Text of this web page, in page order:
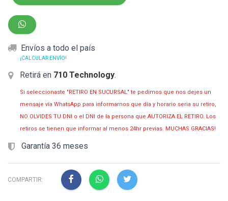
Envíos a todo el país
¡CALCULAR ENVÍO!
Retirá en 710 Technology.
Si seleccionaste "RETIRO EN SUCURSAL" te pedimos que nos dejes un
mensaje vía WhatsApp para informarnos que día y horario seria su retiro,
NO OLVIDES TU DNI o el DNI de la persona que AUTORIZA EL RETIRO. Los
retiros se tienen que informar al menos 24hr previas. MUCHAS GRACIAS!
Garantía 36 meses
COMPARTIR: